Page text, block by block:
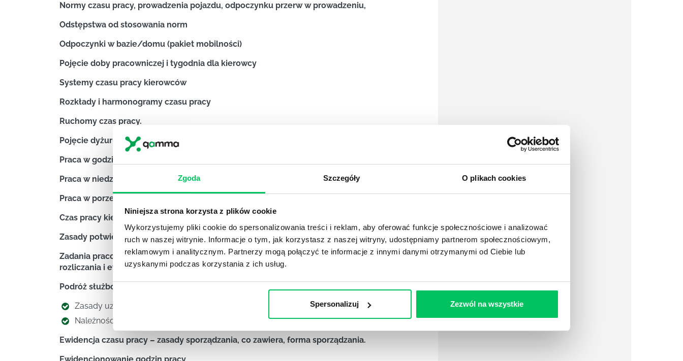
Zgoda Szczegóły O plikach cookies
Niniejsza strona korzysta z plików cookie
Wykorzystujemy pliki cookie do spersonalizowania treści i reklam, aby oferować funkcje społecznościowe i analizować
ruch w naszej witrynie. Informacje o tym, jak korzystasz z naszej witryny, udostępniamy partnerom społecznościowym,
reklamowym i analitycznym. Partnerzy mogą połączyć te informacje z innymi danymi otrzymanymi od Ciebie lub
uzyskanymi podczas korzystania z ich usług.
Spersonalizuj Zezwól na wszystkie
Normy czasu pracy, prowadzenia pojazdu, odpoczynku przerw w prowadzeniu,
Odstępstwa od stosowania norm
Odpoczynki w bazie/domu (pakiet mobilności)
Pojęcie doby pracowniczej i tygodnia dla kierowcy
Systemy czasu pracy kierowców
Rozkłady i harmonogramy czasu pracy
Ruchomy czas pracy.
Pojęcie dyżuru w czasie pracy kierowcy
Praca w godzinach nadliczbowych kierowców
Praca w niedziele i święta i jej rekompensata
Praca w porze nocnej. Zakazy i ograniczenia
Czas pracy kierowców wykonujących pracę na innej podstawie niż stosunek pracy.
Zasady potwierdzania przez kierowcę obecności w pracy.
Zadania pracodawcy i kierowników komórek organizacyjnych w zakresie planowania,
rozliczania i ewidencjonowania czasu pracy.
Podróż służbowa kierowcy
Zasady uznawania pracy kierowcy za podróż służbową
Należności za podróż służbową (diety, ryczałt za nocleg) w świetle orzeczeń TK i SN
Ewidencja czasu pracy – zasady sporządzania, co zawiera, forma sporządzania.